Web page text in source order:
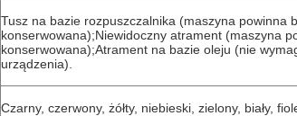
Tusz na bazie rozpuszczalnika (maszyna powinna
konserwowana);Niewidoczny atrament (maszyna
konserwowana);Atrament na bazie oleju (nie
urządzenia).
Czarny, czerwony, żółty, niebieski, zielony, biały,